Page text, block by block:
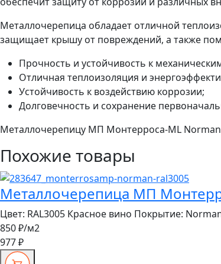
Металлочерепица обладает отличной
защищает крышу от повреждений, а также
Прочность и устойчивость к
Отличная теплоизоляция и
Устойчивость к воздействию коррозии;
Долговечность и сохранение
Металлочерепицу МП Монтерроса-ML
Похожие товары
Металлочерепица МП
Цвет: RAL3005 Красное вино Покрытие:
850 ₽/м2
977 ₽